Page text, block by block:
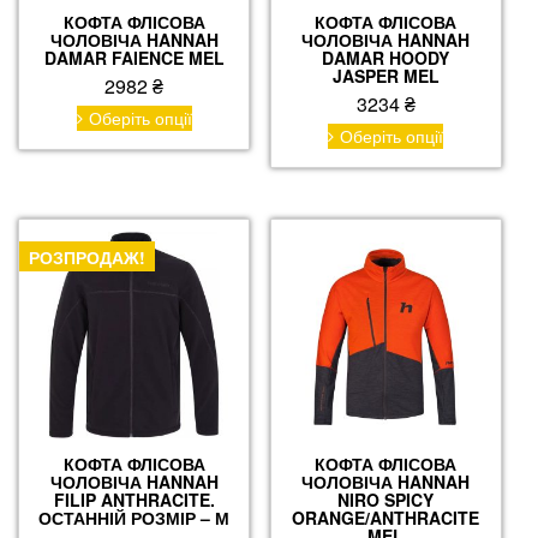
КОФТА ФЛІСОВА
ЧОЛОВІЧА HANNAH
DAMAR FAIENCE MEL
2982₴
Оберіть опціїЦей
товар
має
вибрати
на
сторінці
товару
КОФТА ФЛІСОВА
ЧОЛОВІЧА HANNAH
DAMAR HOODY
JASPER MEL
3234₴
Оберіть опціїЦей
товар
має
варіантів.
вибрати
на
сторінці
товару
РОЗПРОДАЖ!
КОФТА ФЛІСОВА
ЧОЛОВІЧА HANNAH
FILIP ANTHRACITE.
ОСТАННІЙ РОЗМІР – М
КОФТА ФЛІСОВА
ЧОЛОВІЧА HANNAH
NIRO SPICY
ORANGE/ANTHRACITE